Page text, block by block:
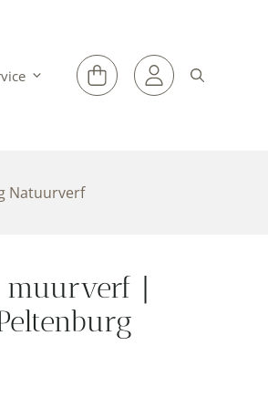
muurverf |